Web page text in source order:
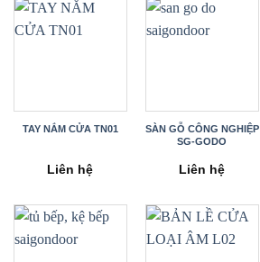
TAY NẮM CỬA TN01
Liên hệ
SÀN GỖ CÔNG NGHIỆP
SG-GODO
Liên hệ